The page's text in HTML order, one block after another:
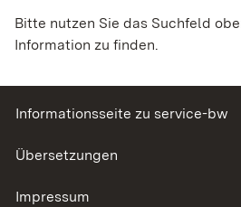
Bitte nutzen Sie das Suchfeld
Information zu finden.
Informationsseite zu service-bw
Übersetzungen
Impressum